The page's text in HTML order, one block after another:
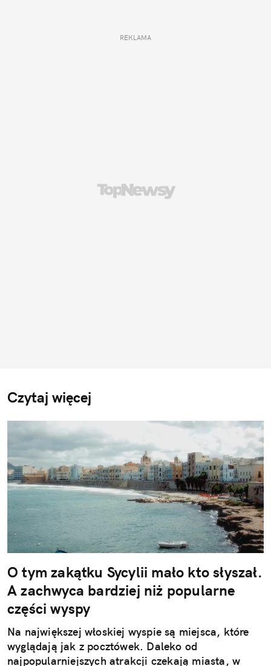
REKLAMA
Czytaj więcej
O tym zakątku Sycylii mało kto słyszał.
A zachwyca bardziej niż popularne
części wyspy
Na największej włoskiej wyspie są miejsca, które
wyglądają jak z pocztówek. Daleko od
najpopularniejszych atrakcji czekają miasta, w